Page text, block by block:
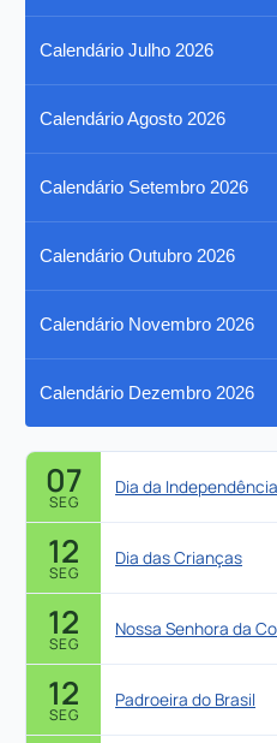
Calendário Julho 2026
Calendário Agosto 2026
Calendário Setembro 2026
Calendário Outubro 2026
Calendário Novembro 2026
Calendário Dezembro 2026
07
SEG
Dia da
12
SEG
Dia das Crianças
12
SEG
Nossa Senhora da
12
SEG
Padroeira do Brasil